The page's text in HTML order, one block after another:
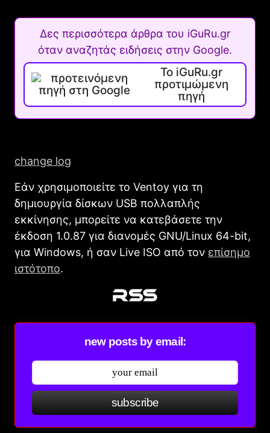
Δες περισσότερα άρθρα του iGuRu.gr
όταν αναζητάς ειδήσεις στην Google.
Το iGuRu.gr
προτιμώμενη
πηγή
change log
Εάν χρησιμοποιείτε το Ventoy για τη
δημιουργία δίσκων USB πολλαπλής
εκκίνησης, μπορείτε να κατεβάσετε την
έκδοση 1.0.87 για διανομές GNU/Linux 64-bit,
για Windows, ή σαν Live ISO από τον επίσημο
ιστότοπο.
new posts by email:
subscribe